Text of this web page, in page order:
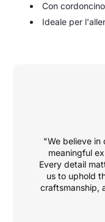
Con
Ideale per
"We believe in
meaningful
Every detail
us to uphold
craftsmanship,